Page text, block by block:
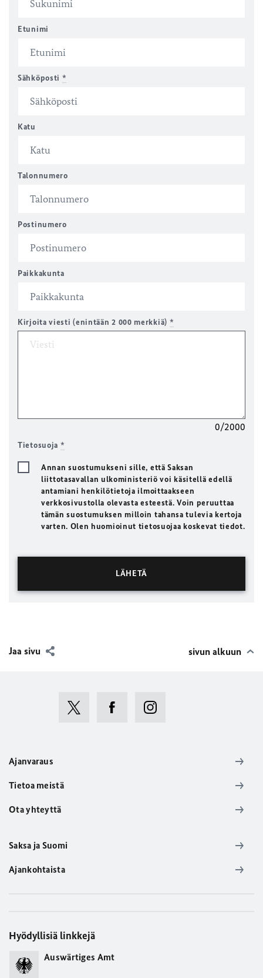
Etunimi
Sähköposti *
Katu
Talonnumero
Postinumero
Paikkakunta
Kirjoita viesti (enintään 2 000 merkkiä) *
0/2000
Tietosuoja *
Annan suostumukseni sille, että Saksan
liittotasavallan ulkoministeriö voi käsitellä edellä
antamiani henkilötietoja ilmoittaakseen
verkkosivustolla olevasta esteestä. Voin peruuttaa
tämän suostumuksen milloin tahansa tulevia kertoja
varten. Olen huomioinut tietosuojaa koskevat tiedot.
Jaa sivu sivun alkuun
Ajanvaraus
Tietoa meistä
Ota yhteyttä
Saksa ja Suomi
Ajankohtaista
Hyödyllisiä linkkejä
Auswärtiges Amt